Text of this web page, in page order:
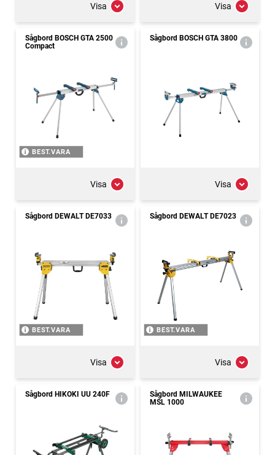
Visa Visa
Sågbord BOSCH GTA 2500
Compact
BEST.VARA
Visa
Sågbord BOSCH GTA 3800
Visa
Sågbord DEWALT DE7033
BEST.VARA
Visa
Sågbord DEWALT DE7023
BEST.VARA
Visa
Sågbord HIKOKI UU 240F
Sågbord MILWAUKEE
MSL 1000